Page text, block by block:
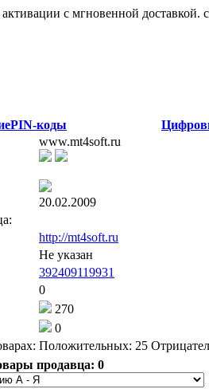
с мгновенной доставкой.
PIN-коды
www.mt4soft.ru
20.02.2009
http://mt4soft.ru
Не указан
392409119931
0
270
0
Положительных: 25
продавца: 0